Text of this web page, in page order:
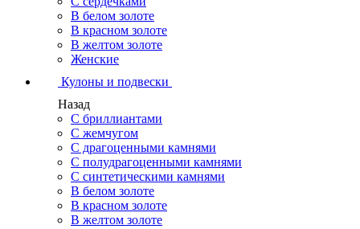
В белом золоте
В красном золоте
В желтом золоте
Женские
Кулоны и подвески
Назад
С бриллиантами
С жемчугом
С драгоценными камнями
С полудрагоценными камнями
С синтетическими камнями
В белом золоте
В красном золоте
В желтом золоте